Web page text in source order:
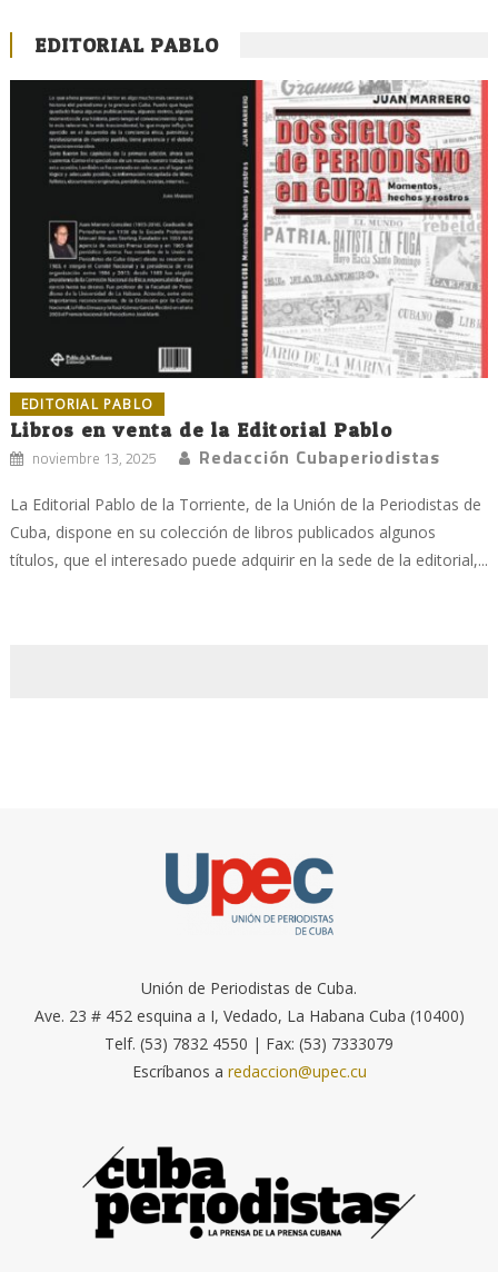
EDITORIAL PABLO
EDITORIAL PABLO
Libros en venta de la Editorial Pablo
noviembre 13, 2025 Redacción Cubaperiodistas
La Editorial Pablo de la Torriente, de la Unión de la Periodistas de
Cuba, dispone en su colección de libros publicados algunos
títulos, que el interesado puede adquirir en la sede de la editorial,...
Unión de Periodistas de Cuba.
Ave. 23 # 452 esquina a I, Vedado, La Habana Cuba (10400)
Telf. (53) 7832 4550 | Fax: (53) 7333079
Escríbanos a redaccion@upec.cu